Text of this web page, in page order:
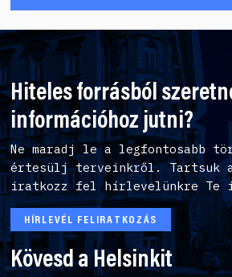
Hiteles forrásból
információhoz jutni?
Ne maradj le a legfontosabb
értesülj terveinkről. Tartsuk
iratkozz fel hírlevelünkre Te
HÍRLEVÉL FELIRATKOZÁS
Kövesd a Helsinkit